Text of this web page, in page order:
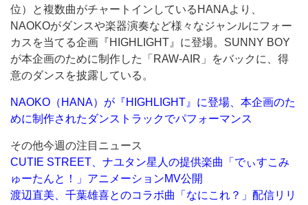
位）と複数曲がチャートインしているHANAより、
NAOKOがダンスや楽器演奏など様々なジャンルにフォー
カスを当てる企画『HIGHLIGHT』に登場。SUNNY BOY
が本企画のために制作した「RAW-AIR」をバックに、得
意のダンスを披露している。
NAOKO（HANA）が『HIGHLIGHT』に登場、本企画のた
めに制作されたダンストラックでパフォーマンス
その他今週の注目ニュース
CUTIE STREET、ナユタン星人の提供楽曲「でぃすこみ
ゅーたんと！」アニメーションMV公開
渡辺直美、千葉雄喜とのコラボ曲「なにこれ？」配信リリ